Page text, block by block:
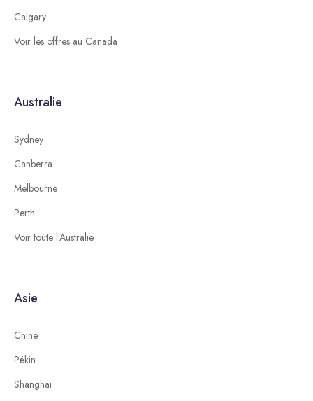
Calgary
Voir les offres au Canada
Australie
Sydney
Canberra
Melbourne
Perth
Voir toute l’Australie
Asie
Chine
Pékin
Shanghai